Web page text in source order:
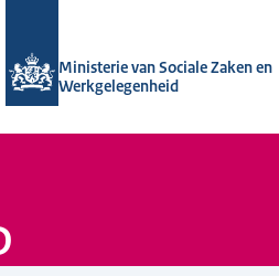
Ministerie van Sociale Zaken en
Werkgelegenheid